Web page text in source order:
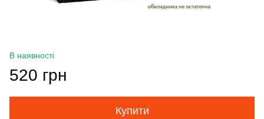
В наявності
520 грн
Купити